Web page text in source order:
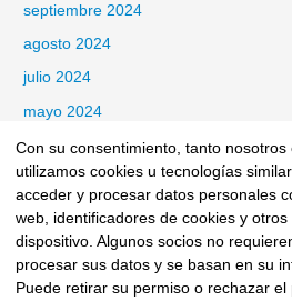
septiembre 2024
agosto 2024
julio 2024
mayo 2024
abril 2024
marzo 2024
febrero 2024
noviembre 2022
septiembre 2022
Con su consentimiento, tanto nosotros
utilizamos cookies u tecnologías
acceder y procesar datos personales
web, identificadores de cookies y
dispositivo. Algunos socios no
procesar sus datos y se basan en su
Puede retirar su permiso o rechazar